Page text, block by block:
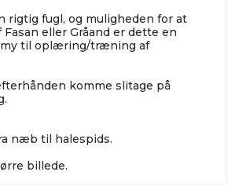
rigtig fugl, og muligheden for at
eller Gråand er dette en
til oplæring/træning af
komme slitage på
næb til halespids.
billede.